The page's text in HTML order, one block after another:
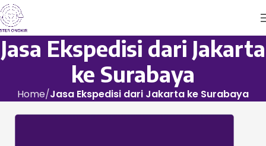
Jasa Ekspedisi dari Jakarta
ke Surabaya
Home Jasa Ekspedisi dari Jakarta ke Surabaya